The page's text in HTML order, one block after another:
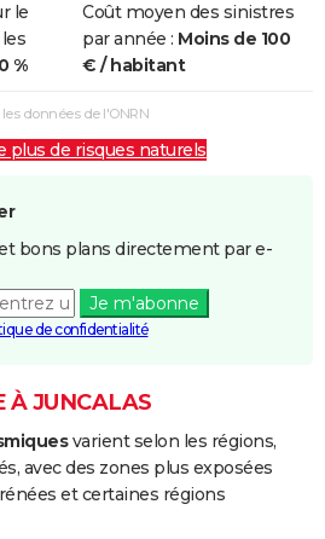
17/03/2011 3 j Oui
27/01/2009
le
%
Coût moyen des sinistres
par année : Moins de 100
€ / habitant
données de l'ONRN
plus de risques naturels
bons plans directement par e-
Je m'abonne
de confidentialité
À JUNCALAS
varient selon les régions,
avec des zones plus exposées
et certaines régions